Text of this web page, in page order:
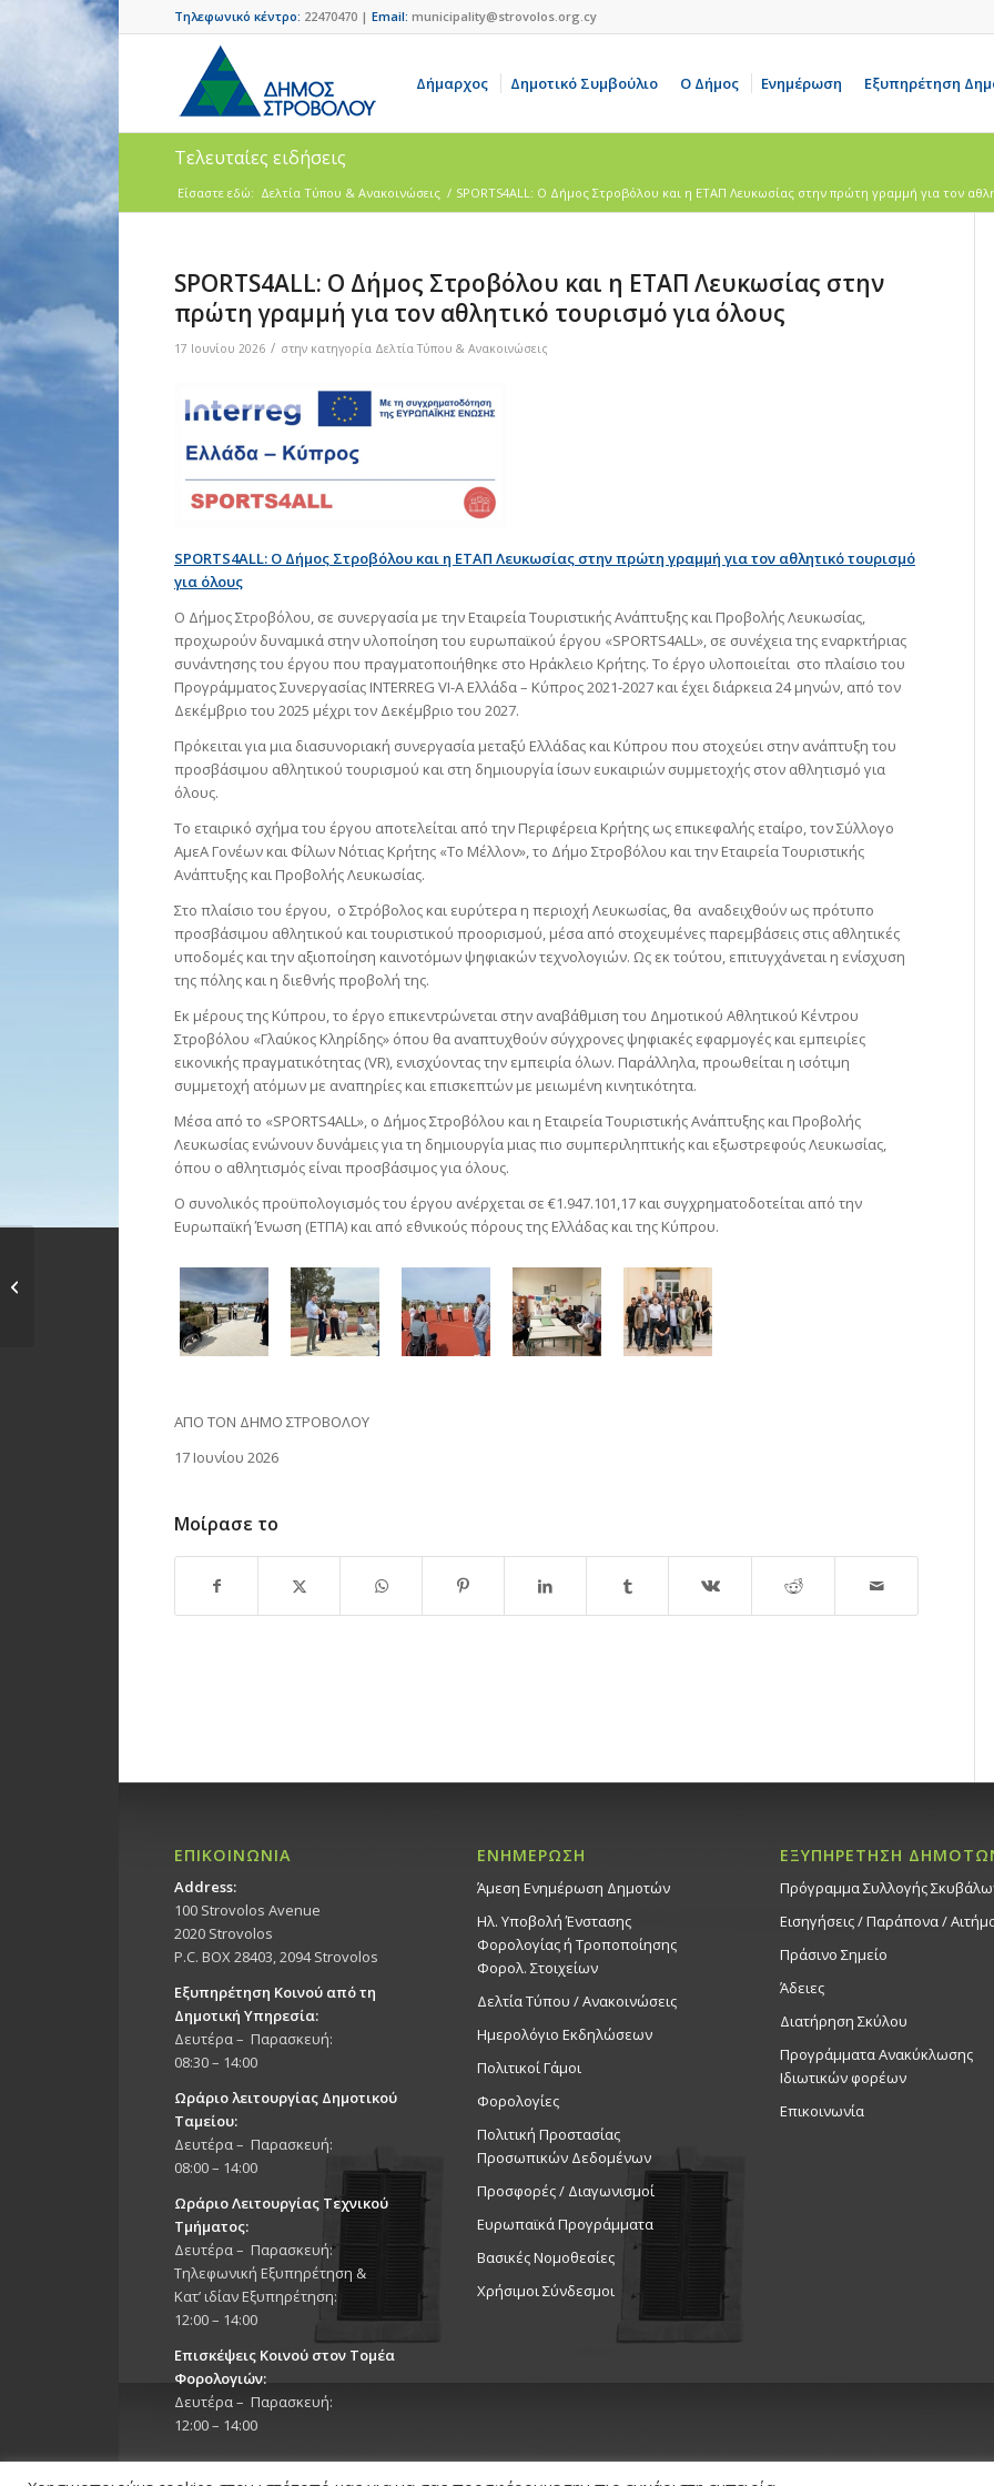
Τηλεφωνικό κέντρο: 22470470 | Email: municipality@strovolos.org.cy
Δήμαρχος Δημοτικό Συμβούλιο Ο Δήμος Ενημέρωση Εξυπηρέτηση
Τελευταίες ειδήσεις
Είσαστε εδώ: Δελτία Τύπου & Ανακοινώσεις / SPORTS4ALL: Ο Δήμος Στροβόλου και η ΕΤΑΠ Λευκωσίας στην πρώτη γραμμή για τον
SPORTS4ALL: Ο Δήμος Στροβόλου και η ΕΤΑΠ Λευκωσίας στην
πρώτη γραμμή για τον αθλητικό τουρισμό για όλους
17 Ιουνίου 2026 / στην κατηγορία Δελτία Τύπου & Ανακοινώσεις
SPORTS4ALL: Ο Δήμος Στροβόλου και η ΕΤΑΠ Λευκωσίας στην πρώτη γραμμή για τον αθλητικό τουρισμό
για όλους
Ο Δήμος Στροβόλου, σε συνεργασία με την Εταιρεία Τουριστικής Ανάπτυξης και Προβολής Λευκωσίας,
προχωρούν δυναμικά στην υλοποίηση του ευρωπαϊκού έργου «SPORTS4ALL», σε συνέχεια της εναρκτήριας
συνάντησης του έργου που πραγματοποιήθηκε στο Ηράκλειο Κρήτης. Το έργο υλοποιείται στο πλαίσιο του
Προγράμματος Συνεργασίας INTERREG VI-A Ελλάδα – Κύπρος 2021-2027 και έχει διάρκεια 24 μηνών, από τον
Δεκέμβριο του 2025 μέχρι τον Δεκέμβριο του 2027.
Πρόκειται για μια διασυνοριακή συνεργασία μεταξύ Ελλάδας και Κύπρου που στοχεύει στην ανάπτυξη του
προσβάσιμου αθλητικού τουρισμού και στη δημιουργία ίσων ευκαιριών συμμετοχής στον αθλητισμό για
όλους.
Το εταιρικό σχήμα του έργου αποτελείται από την Περιφέρεια Κρήτης ως επικεφαλής εταίρο, τον Σύλλογο
ΑμεΑ Γονέων και Φίλων Νότιας Κρήτης «Το Μέλλον», το Δήμο Στροβόλου και την Εταιρεία Τουριστικής
Ανάπτυξης και Προβολής Λευκωσίας.
Στο πλαίσιο του έργου, ο Στρόβολος και ευρύτερα η περιοχή Λευκωσίας, θα αναδειχθούν ως πρότυπο
προσβάσιμου αθλητικού και τουριστικού προορισμού, μέσα από στοχευμένες παρεμβάσεις στις αθλητικές
υποδομές και την αξιοποίηση καινοτόμων ψηφιακών τεχνολογιών. Ως εκ τούτου, επιτυγχάνεται η ενίσχυση
της πόλης και η διεθνής προβολή της.
Εκ μέρους της Κύπρου, το έργο επικεντρώνεται στην αναβάθμιση του Δημοτικού Αθλητικού Κέντρου
Στροβόλου «Γλαύκος Κληρίδης» όπου θα αναπτυχθούν σύγχρονες ψηφιακές εφαρμογές και εμπειρίες
εικονικής πραγματικότητας (VR), ενισχύοντας την εμπειρία όλων. Παράλληλα, προωθείται η ισότιμη
συμμετοχή ατόμων με αναπηρίες και επισκεπτών με μειωμένη κινητικότητα.
Μέσα από το «SPORTS4ALL», ο Δήμος Στροβόλου και η Εταιρεία Τουριστικής Ανάπτυξης και Προβολής
Λευκωσίας ενώνουν δυνάμεις για τη δημιουργία μιας πιο συμπεριληπτικής και εξωστρεφούς Λευκωσίας,
όπου ο αθλητισμός είναι προσβάσιμος για όλους.
Ο συνολικός προϋπολογισμός του έργου ανέρχεται σε €1.947.101,17 και συγχρηματοδοτείται από την
Ευρωπαϊκή Ένωση (ΕΤΠΑ) και από εθνικούς πόρους της Ελλάδας και της Κύπρου.
ΑΠΟ ΤΟΝ ΔΗΜΟ ΣΤΡΟΒΟΛΟΥ
17 Ιουνίου 2026
Μοίρασε το
ΕΠΙΚΟΙΝΩΝΙΑ
Address:
100 Strovolos Avenue
2020 Strovolos
P.C. BOX 28403, 2094 Strovolos
Εξυπηρέτηση Κοινού από τη
Δημοτική Υπηρεσία:
Δευτέρα – Παρασκευή:
08:30 – 14:00
Ωράριο λειτουργίας Δημοτικού
Ταμείου:
Δευτέρα – Παρασκευή:
08:00 – 14:00
Ωράριο Λειτουργίας Τεχνικού
Τμήματος:
Δευτέρα – Παρασκευή:
Τηλεφωνική Εξυπηρέτηση &
Κατ’ ιδίαν Εξυπηρέτηση:
12:00 – 14:00
Επισκέψεις Κοινού στον Τομέα
Φορολογιών:
Δευτέρα – Παρασκευή:
12:00 – 14:00
ΕΝΗΜΕΡΩΣΗ
Άμεση Ενημέρωση Δημοτών
Ηλ. Υποβολή Ένστασης
Φορολογίας ή Τροποποίησης
Φορολ. Στοιχείων
Δελτία Τύπου / Ανακοινώσεις
Ημερολόγιο Εκδηλώσεων
Πολιτικοί Γάμοι
Φορολογίες
Πολιτική Προστασίας
Προσωπικών Δεδομένων
Προσφορές / Διαγωνισμοί
Ευρωπαϊκά Προγράμματα
Βασικές Νομοθεσίες
Χρήσιμοι Σύνδεσμοι
ΕΞΥΠΗΡΕΤΗΣΗ
Πρόγραμμα Συλλογής
Εισηγήσεις / Παράπονα /
Πράσινο Σημείο
Άδειες
Διατήρηση Σκύλου
Προγράμματα Ανακύκλωσης
Ιδιωτικών φορέων
Επικοινωνία